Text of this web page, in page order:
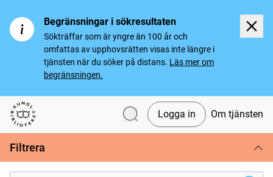
Begränsningar i sökresultaten
Sökträffar som är yngre än 100 år och
omfattas av upphovsrätten visas inte längre i
tjänsten när du söker på distans. Läs mer om
begränsningen.
Svenska tidningar
Logga in Om tjänsten
Filtrera